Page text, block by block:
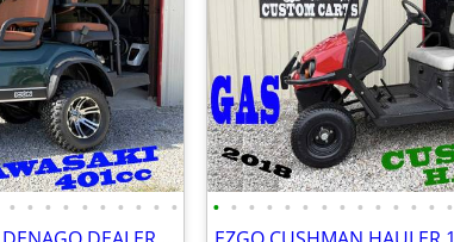
• • • • • • • • • • • • • • • • • • • • • • • •